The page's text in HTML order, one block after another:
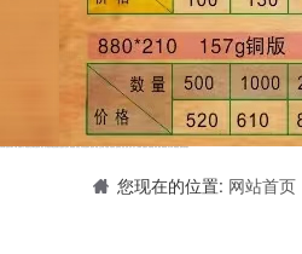
您现在的位置: 网站首页